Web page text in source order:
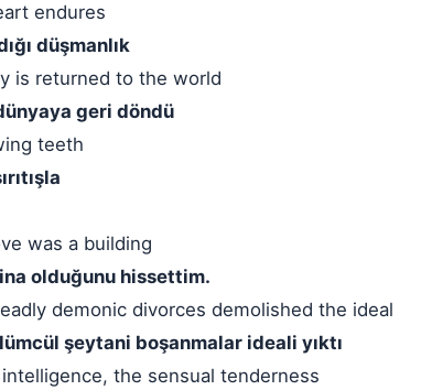
endures
düşmanlık
is returned to the world
geri döndü
teeth
was a building
olduğunu hissettim.
demonic divorces demolished the ideal
şeytani boşanmalar ideali yıktı
the sensual tenderness